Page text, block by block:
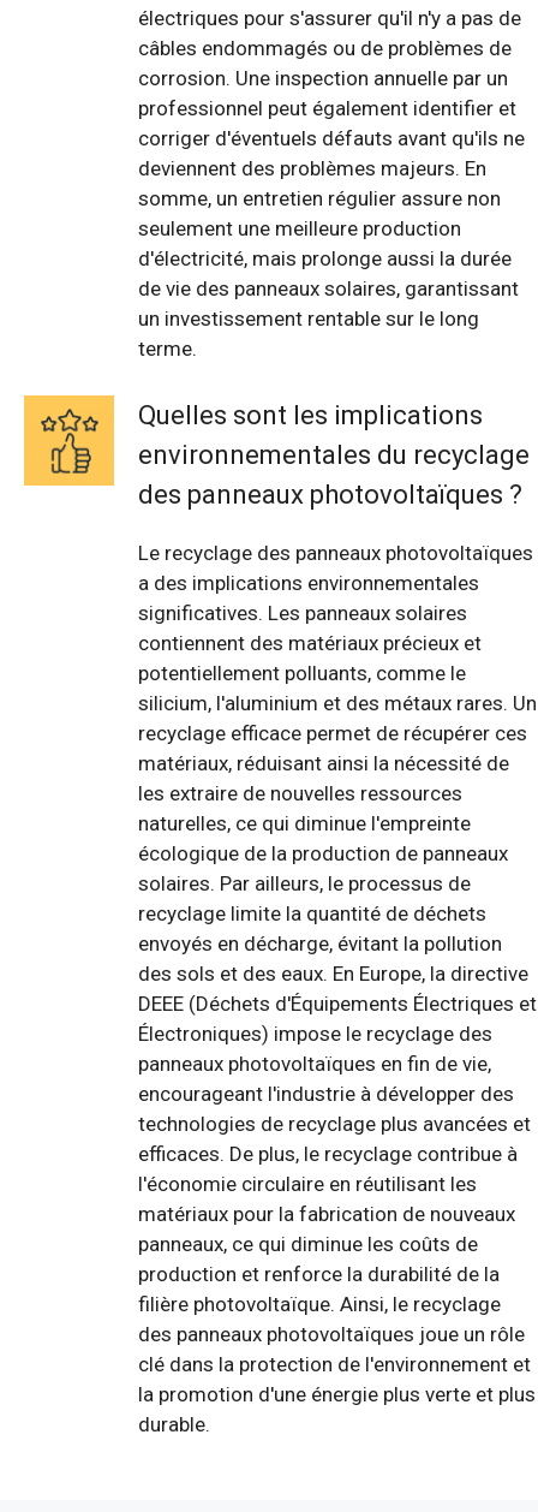
électriques pour s'assurer qu'il n'y a pas de
câbles endommagés ou de problèmes de
corrosion. Une inspection annuelle par un
professionnel peut également identifier et
corriger d'éventuels défauts avant qu'ils ne
deviennent des problèmes majeurs. En
somme, un entretien régulier assure non
seulement une meilleure production
d'électricité, mais prolonge aussi la durée
de vie des panneaux solaires, garantissant
un investissement rentable sur le long
terme.
Quelles sont les implications
environnementales du recyclage
des panneaux photovoltaïques ?
Le recyclage des panneaux photovoltaïques
a des implications environnementales
significatives. Les panneaux solaires
contiennent des matériaux précieux et
potentiellement polluants, comme le
silicium, l'aluminium et des métaux rares. Un
recyclage efficace permet de récupérer ces
matériaux, réduisant ainsi la nécessité de
les extraire de nouvelles ressources
naturelles, ce qui diminue l'empreinte
écologique de la production de panneaux
solaires. Par ailleurs, le processus de
recyclage limite la quantité de déchets
envoyés en décharge, évitant la pollution
des sols et des eaux. En Europe, la directive
DEEE (Déchets d'Équipements Électriques et
Électroniques) impose le recyclage des
panneaux photovoltaïques en fin de vie,
encourageant l'industrie à développer des
technologies de recyclage plus avancées et
efficaces. De plus, le recyclage contribue à
l'économie circulaire en réutilisant les
matériaux pour la fabrication de nouveaux
panneaux, ce qui diminue les coûts de
production et renforce la durabilité de la
filière photovoltaïque. Ainsi, le recyclage
des panneaux photovoltaïques joue un rôle
clé dans la protection de l'environnement et
la promotion d'une énergie plus verte et plus
durable.